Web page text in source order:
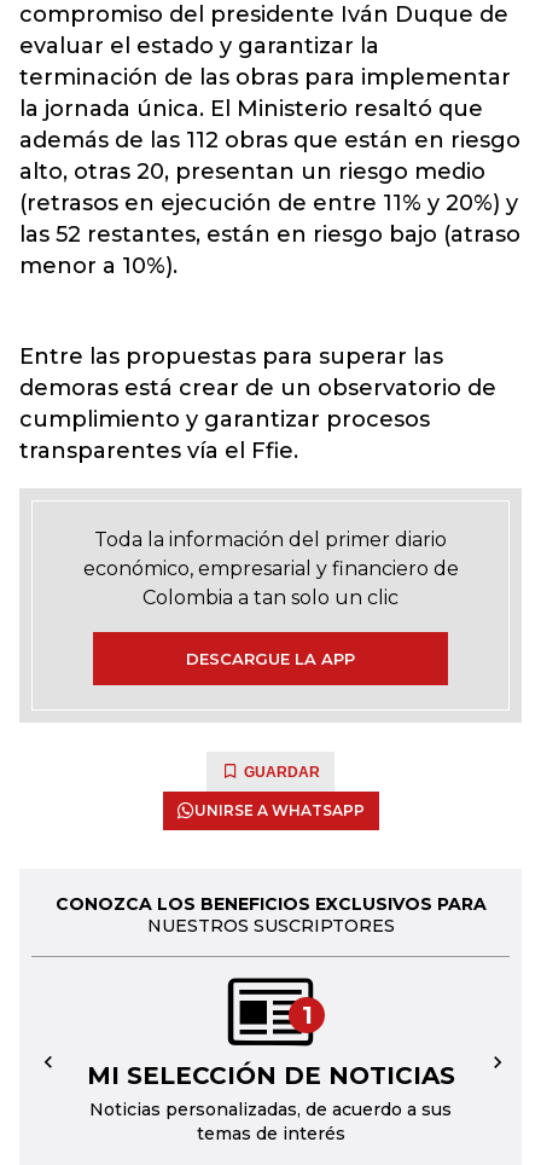
compromiso del presidente Iván Duque de
evaluar el estado y garantizar la
terminación de las obras para implementar
la jornada única. E l Ministerio resaltó que
además de las 112 obras que están en riesgo
alto, otras 20, presentan un riesgo medio
(retrasos en ejecución de entre 11% y 20%) y
las 52 restantes, están en riesgo bajo (atraso
menor a 10%).
Entre las propuestas para superar las
demoras está crear de un observatorio de
cumplimiento y garantizar procesos
transparentes vía el Ffie.
Toda la información del primer diario
económico, empresarial y financiero de
Colombia a tan solo un clic
DESCARGUE LA APP
GUARDAR
UNIRSE A WHATSAPP
CONOZCA LOS BENEFICIOS EXCLUSIVOS PARA
NUESTROS SUSCRIPTORES
1
MI SELECCIÓN DE NOTICIAS
Noticias personalizadas, de acuerdo a sus
temas de interés
← →